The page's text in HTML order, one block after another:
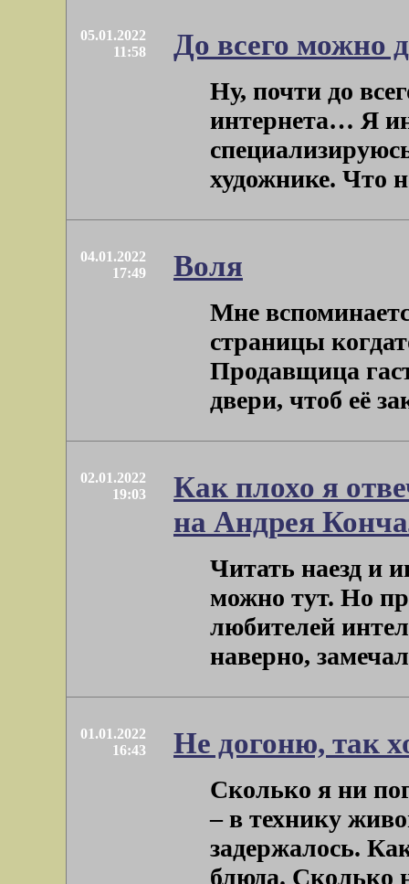
05.01.2022
11:58
До всего можно
Ну, почти до
интернета… Я
художнике. Что
04.01.2022
17:49
Воля
Мне
страницы
Продавщица
двери, чтоб её
02.01.2022
19:03
Как плохо я
на Андрея
Читать наезд и
можно тут. Но
любителей
наверно,
01.01.2022
16:43
Не догоню, так
Сколько я ни
– в технику
задержалось.
блюда. Сколько